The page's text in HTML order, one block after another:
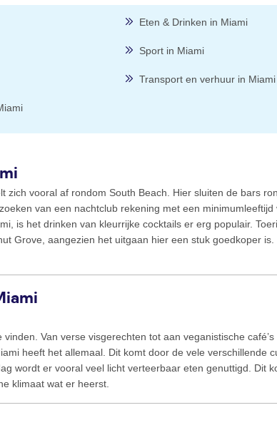
Eten & Drinken in Miami
Sport in Miami
Transport en verhuur in Miami
zich vooral af rondom South Beach. Hier sluiten de bars
van een nachtclub rekening met een minimumleeftijd
is het drinken van kleurrijke cocktails er erg populair.
Grove, aangezien het uitgaan hier een stuk goedkoper
Van verse visgerechten tot aan veganistische
heeft het allemaal. Dit komt door de vele verschillende
wordt er vooral veel licht verteerbaar eten genuttigd. Dit
klimaat wat er heerst.